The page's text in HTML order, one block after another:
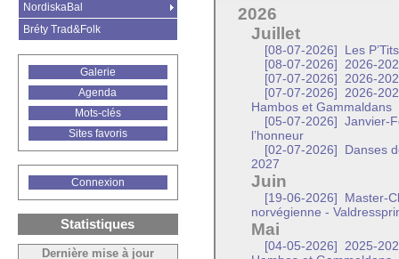
2026
Juillet
[08-07-2026]
Les
[08-07-2026]
2026-
[07-07-2026]
2026-
[07-07-2026]
2026-
Hambos et Gammaldans
[05-07-2026]
Janvier-
l’honneur
[02-07-2026]
Danses
2027
Juin
[19-06-2026]
Master-
norvégienne -
Mai
[04-05-2026]
2025-
NordiskaBal
Bréty Trad&Folk
Galerie
Agenda
Mots-clés
Sites favoris
Connexion
Statistiques
Dernière mise à jour